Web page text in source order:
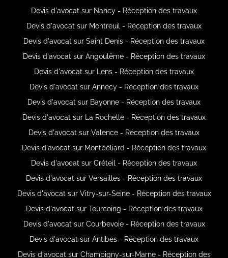
Devis d'avocat sur Nancy - Réception des travaux
Devis d'avocat sur Montreuil - Réception des travaux
Devis d'avocat sur Saint Denis - Réception des travaux
Devis d'avocat sur Angoulême - Réception des travaux
Devis d'avocat sur Lens - Réception des travaux
Devis d'avocat sur Annecy - Réception des travaux
Devis d'avocat sur Bayonne - Réception des travaux
Devis d'avocat sur La Rochelle - Réception des travaux
Devis d'avocat sur Valence - Réception des travaux
Devis d'avocat sur Montbéliard - Réception des travaux
Devis d'avocat sur Créteil - Réception des travaux
Devis d'avocat sur Versailles - Réception des travaux
Devis d'avocat sur Vitry-sur-Seine - Réception des travaux
Devis d'avocat sur Tourcoing - Réception des travaux
Devis d'avocat sur Courbevoie - Réception des travaux
Devis d'avocat sur Antibes - Réception des travaux
Devis d'avocat sur Champigny-sur-Marne - Réception des